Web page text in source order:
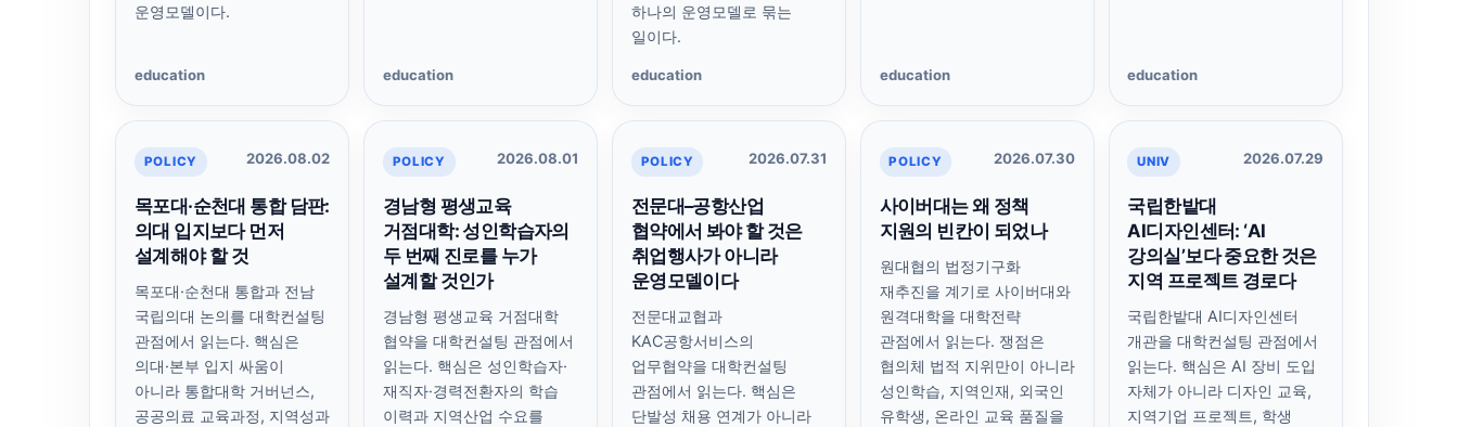
운영모델이다.
education education
하나의 운영모델로 묶는
일이다.
education education education
POLICY 2026.08.02
목포대·순천대 통합 담판:
의대 입지보다 먼저
설계해야 할 것
목포대·순천대 통합과 전남
국립의대 논의를 대학컨설팅
관점에서 읽는다. 핵심은
의대·본부 입지 싸움이
아니라 통합대학 거버넌스,
공공의료 교육과정, 지역성과
POLICY 2026.08.01
경남형 평생교육
거점대학: 성인학습자의
두 번째 진로를 누가
설계할 것인가
경남형 평생교육 거점대학
협약을 대학컨설팅 관점에서
읽는다. 핵심은 성인학습자·
재직자·경력전환자의 학습
이력과 지역산업 수요를
POLICY 2026.07.31
전문대–공항산업
협약에서 봐야 할 것은
취업행사가 아니라
운영모델이다
전문대교협과
KAC공항서비스의
업무협약을 대학컨설팅
관점에서 읽는다. 핵심은
단발성 채용 연계가 아니라
POLICY 2026.07.30
사이버대는 왜 정책
지원의 빈칸이 되었나
원대협의 법정기구화
재추진을 계기로 사이버대와
원격대학을 대학전략
관점에서 읽는다. 쟁점은
협의체 법적 지위만이 아니라
성인학습, 지역인재, 외국인
유학생, 온라인 교육 품질을
UNIV 2026.07.29
국립한밭대
AI디자인센터: ‘AI
강의실’보다 중요한 것은
지역 프로젝트 경로다
국립한밭대 AI디자인센터
개관을 대학컨설팅 관점에서
읽는다. 핵심은 AI 장비 도입
자체가 아니라 디자인 교육,
지역기업 프로젝트, 학생